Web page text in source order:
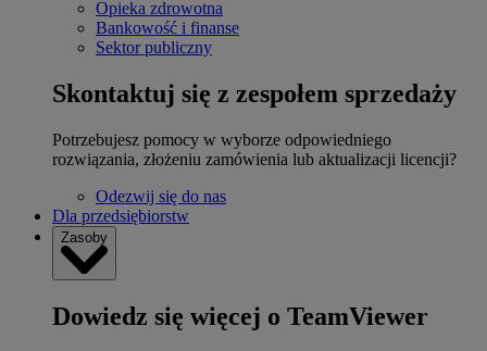
Opieka zdrowotna
Bankowość i finanse
Sektor publiczny
Skontaktuj się z zespołem sprzedaży
Potrzebujesz pomocy w wyborze odpowiedniego
rozwiązania, złożeniu zamówienia lub aktualizacji licencji?
Odezwij się do nas
Dla przedsiębiorstw
Zasoby
Dowiedz się więcej o TeamViewer